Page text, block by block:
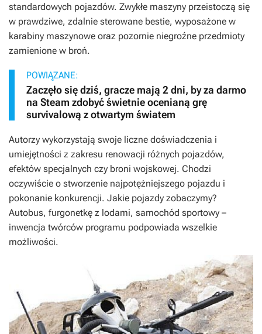
standardowych pojazdów. Zwykłe maszyny przeistoczą się
w prawdziwe, zdalnie sterowane bestie, wyposażone w
karabiny maszynowe oraz pozornie niegroźne przedmioty
zamienione w broń.
POWIĄZANE:
Zaczęło się dziś, gracze mają 2 dni, by za darmo
na Steam zdobyć świetnie ocenianą grę
survivalową z otwartym światem
Autorzy wykorzystają swoje liczne doświadczenia i
umiejętności z zakresu renowacji różnych pojazdów,
efektów specjalnych czy broni wojskowej. Chodzi
oczywiście o stworzenie najpotężniejszego pojazdu i
pokonanie konkurencji. Jakie pojazdy zobaczymy?
Autobus, furgonetkę z lodami, samochód sportowy –
inwencja twórców programu podpowiada wszelkie
możliwości.